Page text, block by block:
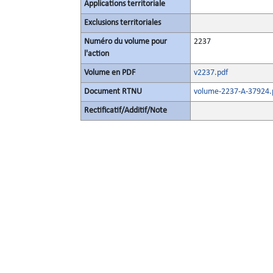
Applications territoriale
Exclusions territoriales
Numéro du volume pour
l'action
2237
Volume en PDF v2237.pdf
Document RTNU volume-2237-A-
Rectificatif/Additif/Note